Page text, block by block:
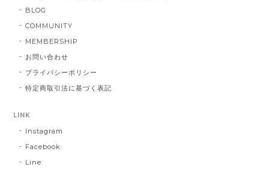
BLOG
COMMUNITY
MEMBERSHIP
お問い合わせ
プライバシーポリシー
特定商取引法に基づく表記
LINK
Instagram
Facebook
Line